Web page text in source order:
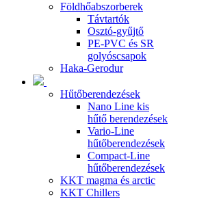
Földhőabszorberek
Távtartók
Osztó-gyűjtő
PE-PVC és SR
golyóscsapok
Haka-Gerodur
Hűtőberendezések
Nano Line kis
hűtő berendezések
Vario-Line
hűtőberendezések
Compact-Line
hűtőberendezések
KKT magma és arctic
KKT Chillers